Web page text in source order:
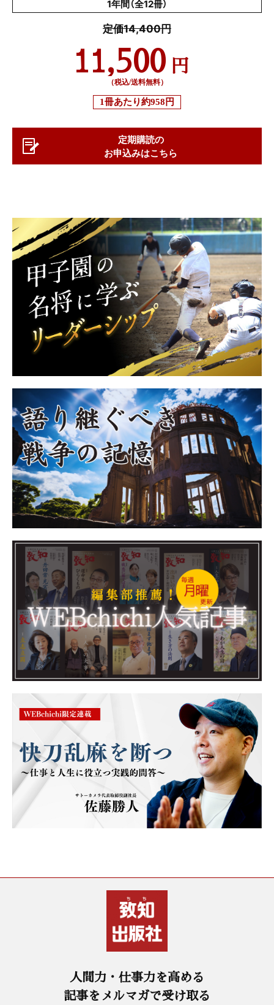
1年間（全12冊）
定価14,400円
11,500 円
（税込/送料無料）
1冊あたり約958円
定期購読の
お申込みはこちら
人間力・仕事力を高める
記事をメルマガで受け取る